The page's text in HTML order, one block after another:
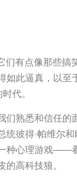
们有点像那些
如此逼真，以
代。
们熟悉和信任
统彼得·帕维尔
种心理游戏——
的高科技狼。